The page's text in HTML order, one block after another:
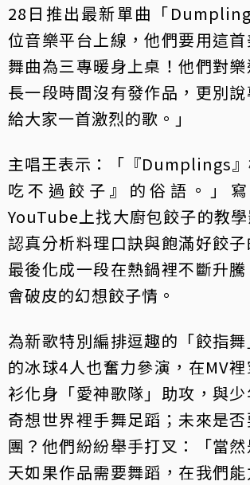
28日推出最新單曲「
位音樂平台上線，他們要用這
舞曲為三專暖身上桌！他們對
長一段時間沒有發作品，更別
給大家一首激烈的歌。」
主唱王表示：「『Dumplings
吃不過餃子』的俗語。」
YouTube上找大廚包餃子的教學
認真分析料理口訣與飽滿好餃子
最後化成一段在熱鍋裡不斷升
會破皮的幻想餃子情。
為新歌特別編排逗趣的「餃指
的冰球4人也奮力參演，在MV
衫化身「愛神歌隊」助攻，與
奇想世界裡手舞足蹈；未來是
團？他們紛紛舉手打叉：「當
天如果作品需要舞蹈，在我們能